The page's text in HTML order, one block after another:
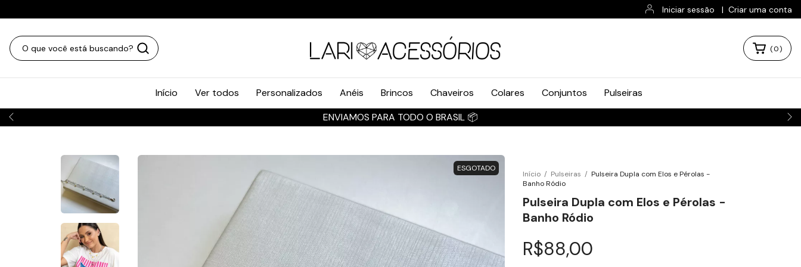
Iniciar sessão | Criar uma conta
ENVIAMOS PARA TODO O BRASIL 📦
(0)
Início Ver todos Personalizados Anéis Brincos Chaveiros Colares Conjuntos Pulseiras
ESGOTADO
Início / Pulseiras / Pulseira Dupla com Elos e Pérolas -
Banho Ródio
Pulseira Dupla com Elos e Pérolas -
Banho Ródio
R$88,00